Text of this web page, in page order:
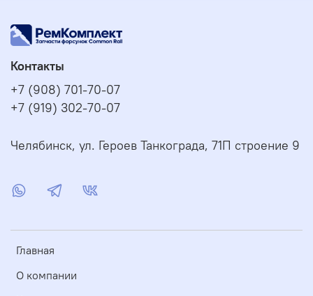
Главная
О компании
Контакты
+7 (908) 701-70-07
+7 (919) 302-70-07
Челябинск, ул. Героев Танкограда, 71П строение 9